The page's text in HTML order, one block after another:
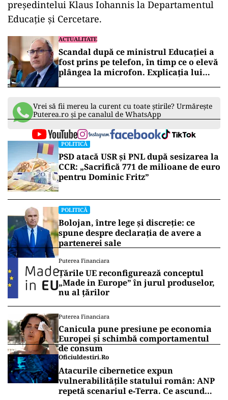
președintelui Klaus Iohannis la Departamentul
Educație și Cercetare.
ACTUALITATE
Scandal după ce ministrul Educației a
fost prins pe telefon, în timp ce o elevă
plângea la microfon. Explicația lui
Vrei să fii mereu la curent cu toate știrile? Urmărește
Puterea.ro și pe canalul de WhatsApp
POLITICĂ
PSD atacă USR și PNL după sesizarea la
CCR: „Sacrifică 771 de milioane de euro
pentru Dominic Fritz”
POLITICĂ
Bolojan, între lege și discreție: ce
spune despre declarația de avere a
partenerei sale
Puterea Financiara
Țările UE reconfigurează conceptul
„Made in Europe” în jurul produselor,
nu al țărilor
Puterea Financiara
Canicula pune presiune pe economia
Europei și schimbă comportamentul
de consum
Oficiuldestiri.ro
Atacurile cibernetice expun
vulnerabilitățile statului român: ANP
repetă scenariul e‑Terra. Ce ascund